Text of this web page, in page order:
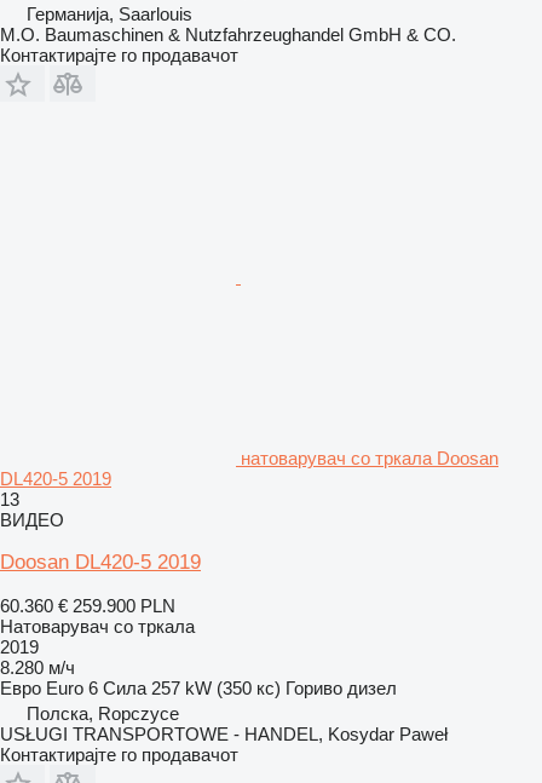
Германија, Saarlouis
M.O. Baumaschinen & Nutzfahrzeughandel GmbH & CO.
Контактирајте го продавачот
натоварувач со тркала Doosan
DL420-5 2019
13
ВИДЕО
Doosan DL420-5 2019
60.360 € 259.900 PLN
Натоварувач со тркала
2019
8.280 м/ч
Евро Euro 6 Сила 257 kW (350 кс) Гориво дизел
Полска, Ropczyce
USŁUGI TRANSPORTOWE - HANDEL, Kosydar Paweł
Контактирајте го продавачот